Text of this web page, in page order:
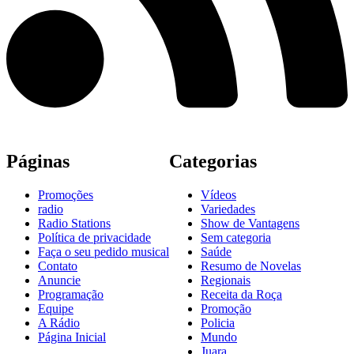
Páginas
Promoções
radio
Radio Stations
Política de privacidade
Faça o seu pedido musical
Contato
Anuncie
Programação
Equipe
A Rádio
Página Inicial
Categorias
Vídeos
Variedades
Show de Vantagens
Sem categoria
Saúde
Resumo de Novelas
Regionais
Receita da Roça
Promoção
Policia
Mundo
Juara